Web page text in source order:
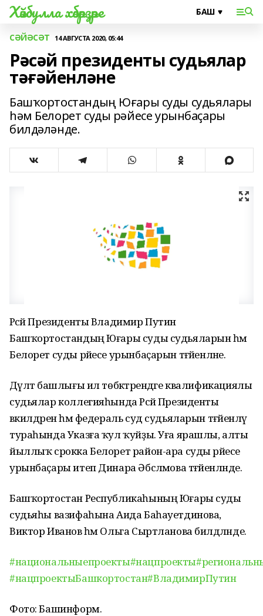
Хәйбулла хәбәрҙәре
СӘЙӘСӘТ 14 АВГУСТА 2020, 05:44
Рәсәй президенты судьялар
тәғәйенләне
Башҡортостандың Юғары суды судьялары
һәм Белорет суды рәйесе урынбаҫары
билдәләнде.
Рәсәй Президенты Владимир Путин
Башҡортостандың Юғары суды судьяларын һәм
Белорет суды рәйесе урынбаҫарын тәғәйенләне.
Дәүләт башлығы ил төбәктәрендәге квалификациялы
судьялар коллегияһында Рәсәй Президенты
вәкилдәрен һәм федераль суд судьяларын тәғәйенләү
тураһында Указға ҡул ҡуйҙы. Уға ярашлы, алты
йыллыҡ срокка Белорет район-ара суды рәйесе
урынбаҫары итеп Динара Әбсәләмова тәғәйенләнде.
Башҡортостан Республикаһының Юғары суды
судьяһы вазифаһына Аида Баһауетдинова,
Виктор Иванов һәм Ольга Сыртланова билдәләнде.
#национальныепроекты#нацпроекты
#нацпроектыБашкортостан#ВладимирПутин
Фото: Башинформ.